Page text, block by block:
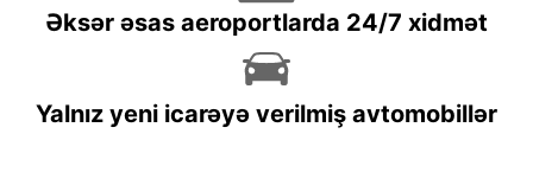
Əksər əsas aeroportlarda 24/7 xidmət
Yalnız yeni icarəyə verilmiş avtomobillər